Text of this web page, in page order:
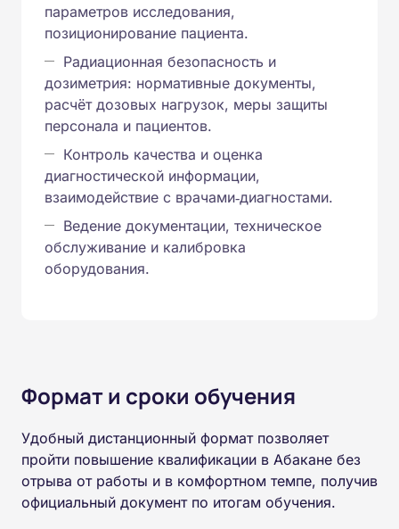
параметров исследования,
позиционирование пациента.
Радиационная безопасность и
дозиметрия: нормативные документы,
расчёт дозовых нагрузок, меры защиты
персонала и пациентов.
Контроль качества и оценка
диагностической информации,
взаимодействие с врачами‑диагностами.
Ведение документации, техническое
обслуживание и калибровка
оборудования.
Формат и сроки обучения
Удобный дистанционный формат позволяет
пройти повышение квалификации в Абакане без
отрыва от работы и в комфортном темпе, получив
официальный документ по итогам обучения.